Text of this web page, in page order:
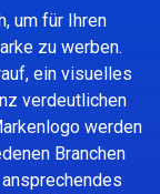
um für Ihren
zu werben.
ein visuelles
verdeutlichen
werden
Branchen